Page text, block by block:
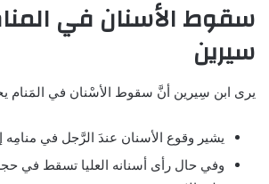
سقوط الأسنان في
سيرين
يرى ابن سِيرين أنَّ سقوط الأسْنان في المَنام
يشير وقوع الأسنان عندَ الرَّجل في منامِه
وفي حال رأى أسنانه العليا تسقط في